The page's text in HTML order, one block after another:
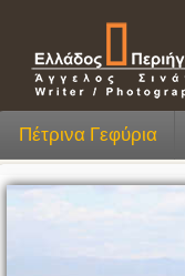
Πέτρινα Γεφύρια